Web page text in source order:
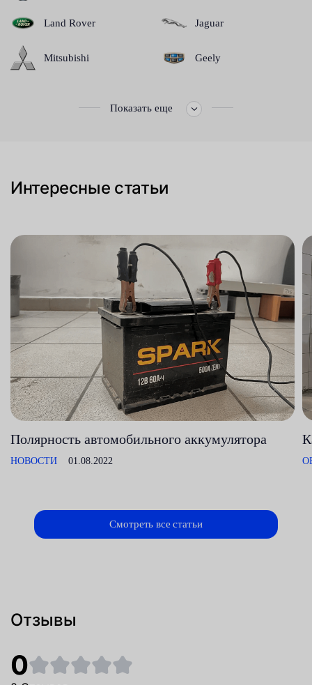
Land Rover
Mitsubishi
Jaguar
Geely
Показать еще
Интересные статьи
Полярность автомобильного аккумулятора
НОВОСТИ 01.08.2022
Смотреть все статьи
Отзывы
0